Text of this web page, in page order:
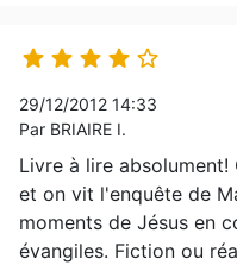
    
29/12/2012 14:33
Par BRIAIRE I.
Livre à lire
et on vit l'enquête de
moments de Jésus en
évangiles. Fiction ou